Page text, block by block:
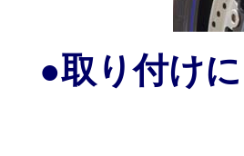
●取り付け